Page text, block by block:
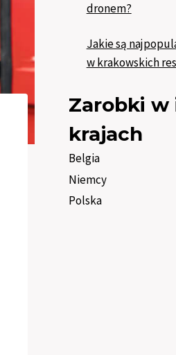
dronem?
Jakie są
w krakowskich
Zarobki w
krajach
Belgia
Niemcy
Polska